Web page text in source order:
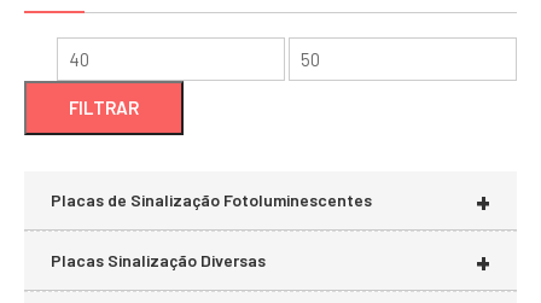
Preço
Preço
FILTRAR
+
Placas de Sinalização Fotoluminescentes
+
Placas Sinalização Diversas